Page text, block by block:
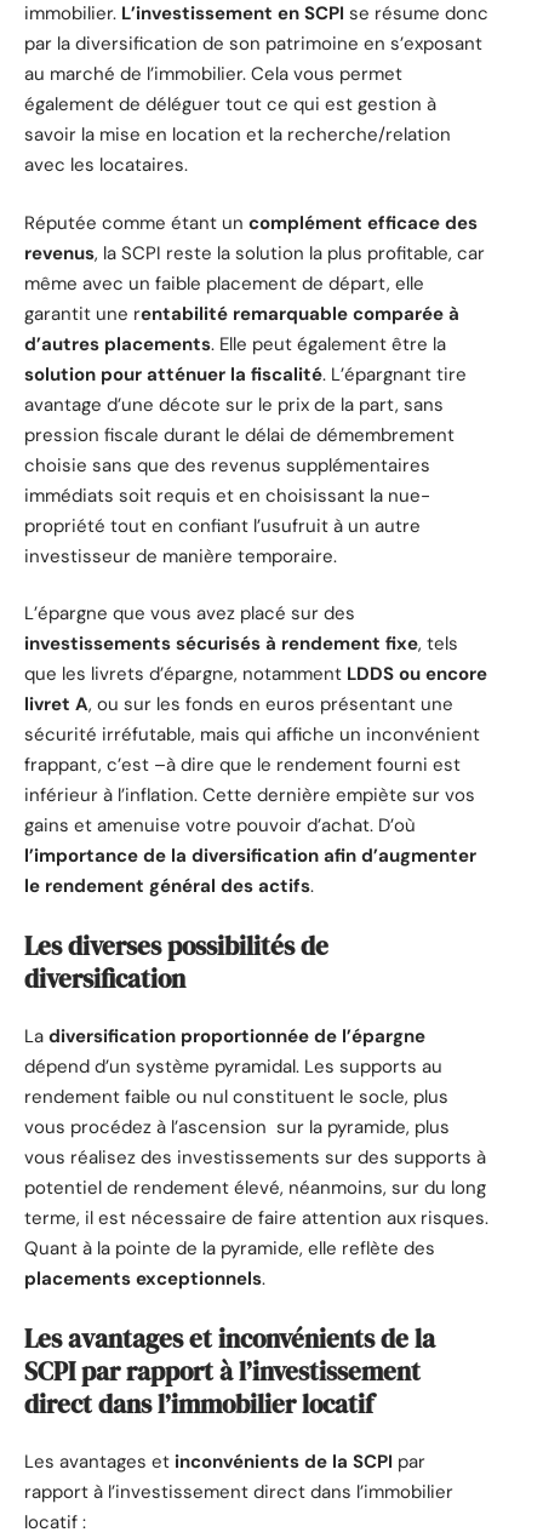
immobilier. L’investissement en SCPI se résume donc
par la diversification de son patrimoine en s’exposant
au marché de l’immobilier. Cela vous permet
également de déléguer tout ce qui est gestion à
savoir la mise en location et la recherche/relation
avec les locataires.
Réputée comme étant un complément efficace des
revenus, la SCPI reste la solution la plus profitable, car
même avec un faible placement de départ, elle
garantit une rentabilité remarquable comparée à
d’autres placements. Elle peut également être la
solution pour atténuer la fiscalité. L’épargnant tire
avantage d’une décote sur le prix de la part, sans
pression fiscale durant le délai de démembrement
choisie sans que des revenus supplémentaires
immédiats soit requis et en choisissant la nue-
propriété tout en confiant l’usufruit à un autre
investisseur de manière temporaire.
L’épargne que vous avez placé sur des
investissements sécurisés à rendement fixe, tels
que les livrets d’épargne, notamment LDDS ou encore
livret A, ou sur les fonds en euros présentant une
sécurité irréfutable, mais qui affiche un inconvénient
frappant, c’est –à dire que le rendement fourni est
inférieur à l’inflation. Cette dernière empiète sur vos
gains et amenuise votre pouvoir d’achat. D’où
l’importance de la diversification afin d’augmenter
le rendement général des actifs.
Les diverses possibilités de
diversification
La diversification proportionnée de l’épargne
dépend d’un système pyramidal. Les supports au
rendement faible ou nul constituent le socle, plus
vous procédez à l’ascension sur la pyramide, plus
vous réalisez des investissements sur des supports à
potentiel de rendement élevé, néanmoins, sur du long
terme, il est nécessaire de faire attention aux risques.
Quant à la pointe de la pyramide, elle reflète des
placements exceptionnels.
Les avantages et inconvénients de la
SCPI par rapport à l’investissement
direct dans l’immobilier locatif
Les avantages et inconvénients de la SCPI par
rapport à l’investissement direct dans l’immobilier
locatif :